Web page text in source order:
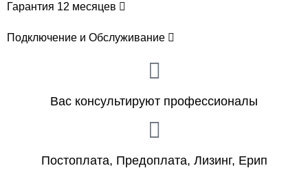
Гарантия 12 месяцев
Подключение и Обслуживание
Вас консультируют профессионалы
Постоплата, Предоплата, Лизинг, Ерип